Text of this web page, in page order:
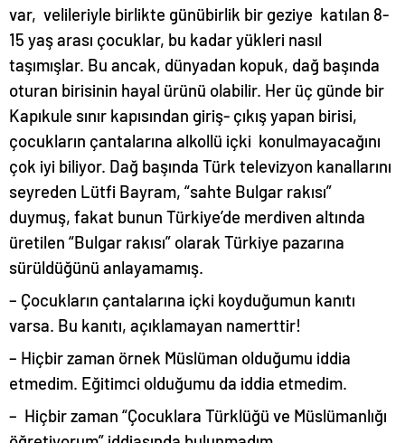
var, velileriyle birlikte günübirlik bir geziye katılan 8-
15 yaş arası çocuklar, bu kadar yükleri nasıl
taşımışlar. Bu ancak, dünyadan kopuk, dağ başında
oturan birisinin hayal ürünü olabilir. Her üç günde bir
Kapıkule sınır kapısından giriş- çıkış yapan birisi,
çocukların çantalarına alkollü içki konulmayacağını
çok iyi biliyor. Dağ başında Türk televizyon kanallarını
seyreden Lütfi Bayram, “sahte Bulgar rakısı”
duymuş, fakat bunun Türkiye’de merdiven altında
üretilen “Bulgar rakısı” olarak Türkiye pazarına
sürüldüğünü anlayamamış.
– Çocukların çantalarına içki koyduğumun kanıtı
varsa. Bu kanıtı, açıklamayan namerttir!
– Hiçbir zaman örnek Müslüman olduğumu iddia
etmedim. Eğitimci olduğumu da iddia etmedim.
– Hiçbir zaman “Çocuklara Türklüğü ve Müslümanlığı